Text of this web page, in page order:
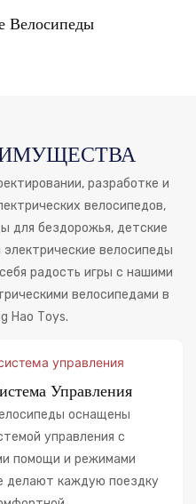
Велосипеды
разработке и
велосипедов,
для бездорожья, детские
велосипеды
радость игры с нашими
велосипедами в
Hao Toys.
Управления
оснащены
управления с
помощи и режимами
делают каждую поездку